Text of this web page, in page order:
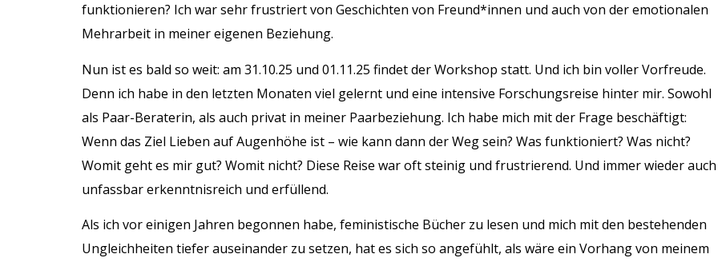
funktionieren? Ich war sehr frustriert von Geschichten von Freund*innen und auch von der emotionalen
Mehrarbeit in meiner eigenen Beziehung.
Nun ist es bald so weit: am 31.10.25 und 01.11.25 findet der Workshop statt. Und ich bin voller Vorfreude.
Denn ich habe in den letzten Monaten viel gelernt und eine intensive Forschungsreise hinter mir. Sowohl
als Paar-Beraterin, als auch privat in meiner Paarbeziehung. Ich habe mich mit der Frage beschäftigt:
Wenn das Ziel Lieben auf Augenhöhe ist – wie kann dann der Weg sein? Was funktioniert? Was nicht?
Womit geht es mir gut? Womit nicht? Diese Reise war oft steinig und frustrierend. Und immer wieder auch
unfassbar erkenntnisreich und erfüllend.
Als ich vor einigen Jahren begonnen habe, feministische Bücher zu lesen und mich mit den bestehenden
Ungleichheiten tiefer auseinander zu setzen, hat es sich so angefühlt, als wäre ein Vorhang von meinem